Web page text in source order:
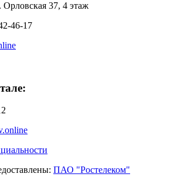
Орловская 37, 4 этаж
46-17
ПАО "Ростелеком"